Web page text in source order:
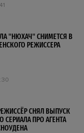
"НЮХАЧ" СНИМЕТСЯ В
РЕЖИССЕРА
СНЯЛ ВЫПУСК
СЕРИАЛА ПРО АГЕНТА